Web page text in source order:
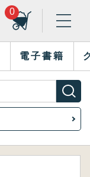
0
電子書籍